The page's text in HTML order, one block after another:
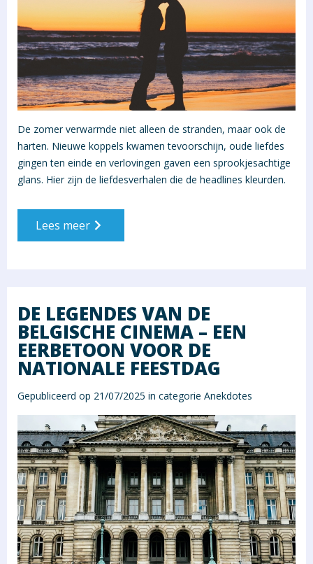
De zomer verwarmde niet alleen de stranden, maar ook de
harten. Nieuwe koppels kwamen tevoorschijn, oude liefdes
gingen ten einde en verlovingen gaven een sprookjesachtige
glans. Hier zijn de liefdesverhalen die de headlines kleurden.
Lees meer
DE LEGENDES VAN DE
BELGISCHE CINEMA – EEN
EERBETOON VOOR DE
NATIONALE FEESTDAG
Gepubliceerd op 21/07/2025 in categorie Anekdotes